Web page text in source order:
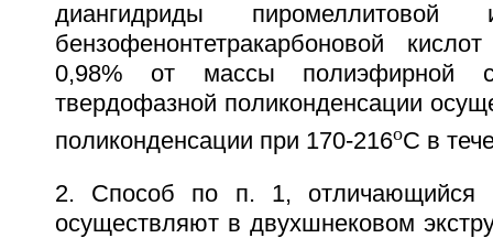
диангидриды
бензофенонтетракарбоновой
0,98% от массы полиэфирной
твердофазной поликонденсации
поликонденсации при 170-216oС в
2. Способ по п. 1, отличающийся
осуществляют в двухшнековом